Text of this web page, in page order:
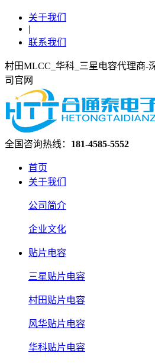
关于我们
|
联系我们
村田MLCC_华科_三星电容代理商-
司官网
全国咨询热线： 181-4585-5552
首页
关于我们
公司简介
企业文化
贴片电容
三星贴片电容
村田贴片电容
风华贴片电容
华科贴片电容